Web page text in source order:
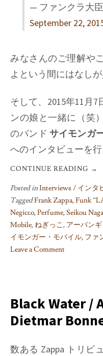
— ファンクラ大臣
September 22,
みなさんのご理解や
よという間にはなしが
そして、2015年11月
ンの娘と一緒に（笑
のバンド サイモンガ
へのインタビューを
CONTINUE READING →
Posted inInterviews / インタ
TaggedFrank Zappa,Funk
Negicco,Perfume,Seikou
Mobile,ねぎっこ, アーバン
イモンガー・モバイル, ファ
Leave a Comment
Funk
Was
Won:
Simonger
Black Water /
Dietmar
数ある Zappa トリビ